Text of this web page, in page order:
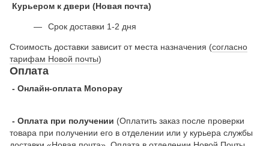
Курьером к двери (Новая почта)
Срок доставки 1-2 дня
Стоимость доставки зависит от места назначения (согласно
тарифам Новой почты)
Оплата
- Онлайн-оплата Monopay
- Оплата при получении (Оплатить заказ после проверки
товара при получении его в отделении или у курьера службы